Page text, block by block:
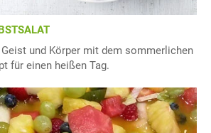
und Körper mit dem sommerlichen
für einen heißen Tag.